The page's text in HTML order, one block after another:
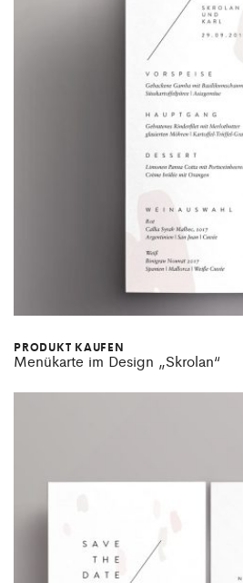
PRODUKT KAUFEN
Menükarte im Design „Skrolan“